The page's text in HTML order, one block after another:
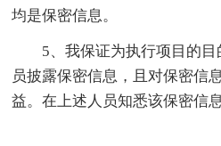
均是保密信息。
5、我保证为执行项目的目
员披露保密信息，且对保密信
益。在上述人员知悉该保密信息